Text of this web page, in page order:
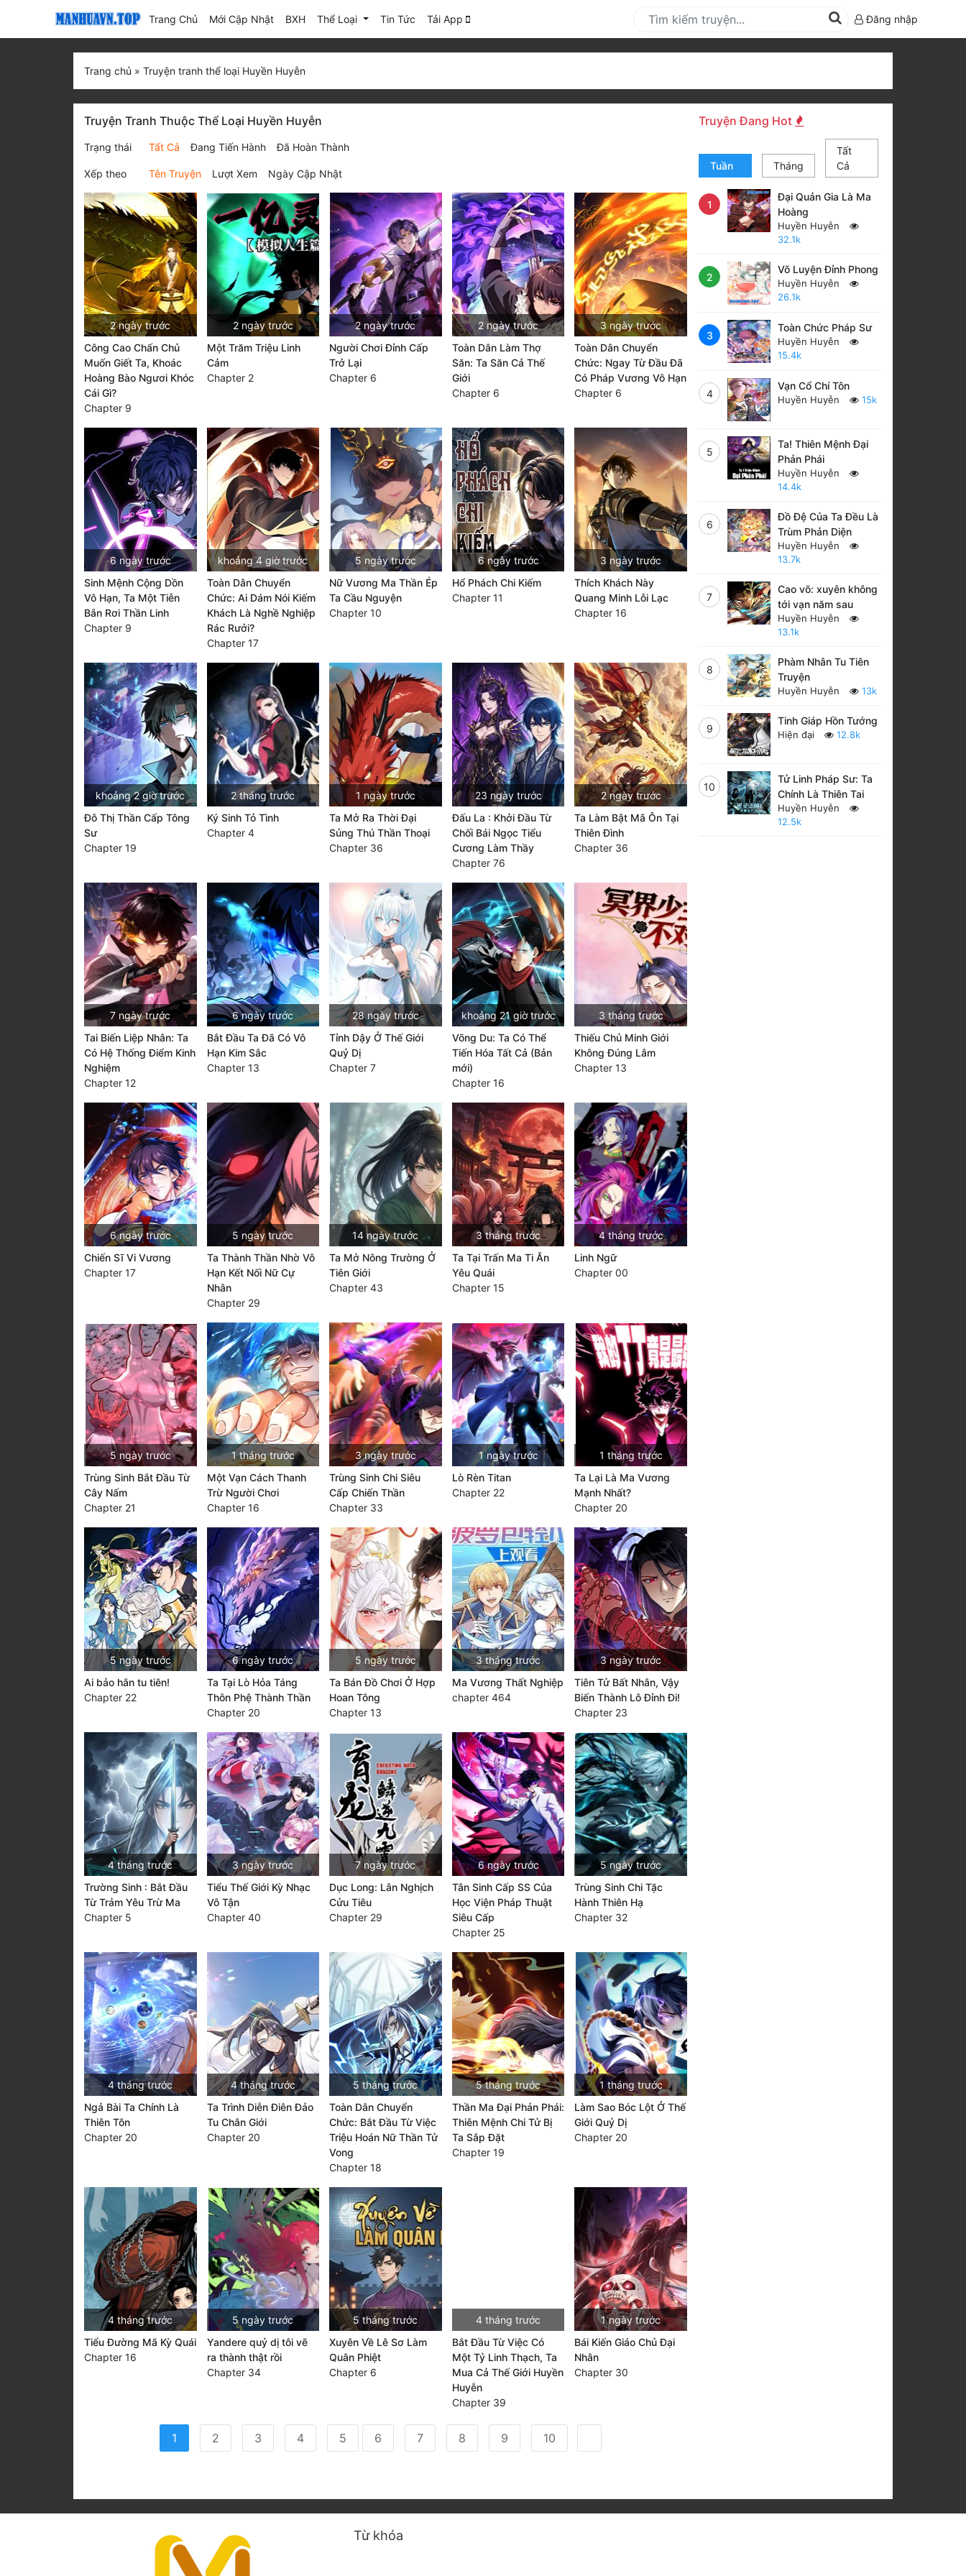
Trang Chủ Mới Cập Nhật(current)
BXH Thể Loại Tin Tức Tải App Đăng nhập
Trang chủ » Truyện tranh thể loại Huyền Huyễn
Truyện Tranh Thuộc Thể Loại Huyền Huyễn
Trạng thái Tất Cả Đang Tiến Hành Đã Hoàn Thành
Xếp theo Tên Truyện Lượt Xem Ngày Cập Nhật
2 ngày trước
Công Cao Chấn Chủ
Muốn Giết Ta, Khoác
Hoàng Bào Ngươi Khóc
Cái Gì?
Chapter 9
2 ngày trước
Một Trăm Triệu Linh
Cảm
Chapter 2
2 ngày trước
Người Chơi Đỉnh Cấp
Trở Lại
Chapter 6
2 ngày trước
Toàn Dân Làm Thợ
Săn: Ta Săn Cả Thế
Giới
Chapter 6
3 ngày trước
Toàn Dân Chuyển
Chức: Ngay Từ Đầu Đã
Có Pháp Vương Vô Hạn
Chapter 6
6 ngày trước
Sinh Mệnh Cộng Dồn
Vô Hạn, Ta Một Tiễn
Bắn Rơi Thần Linh
Chapter 9
khoảng 4 giờ trước
Toàn Dân Chuyển
Chức: Ai Dám Nói Kiếm
Khách Là Nghề Nghiệp
Rác Rưởi?
Chapter 17
5 ngày trước
Nữ Vương Ma Thần Ép
Ta Cầu Nguyện
Chapter 10
6 ngày trước
Hổ Phách Chi Kiếm
Chapter 11
3 ngày trước
Thích Khách Này
Quang Minh Lỗi Lạc
Chapter 16
khoảng 2 giờ trước
Đô Thị Thần Cấp Tông
Sư
Chapter 19
2 tháng trước
Ký Sinh Tỏ Tình
Chapter 4
1 ngày trước
Ta Mở Ra Thời Đại
Sủng Thú Thần Thoại
Chapter 36
23 ngày trước
Đấu La : Khởi Đầu Từ
Chối Bái Ngọc Tiểu
Cương Làm Thầy
Chapter 76
2 ngày trước
Ta Làm Bật Mã Ôn Tại
Thiên Đình
Chapter 36
7 ngày trước
Tai Biến Liệp Nhân: Ta
Có Hệ Thống Điểm Kinh
Nghiệm
Chapter 12
6 ngày trước
Bắt Đầu Ta Đã Có Vô
Hạn Kim Sắc
Chapter 13
28 ngày trước
Tỉnh Dậy Ở Thế Giới
Quỷ Dị
Chapter 7
khoảng 21 giờ trước
Võng Du: Ta Có Thể
Tiến Hóa Tất Cả (Bản
mới)
Chapter 16
3 tháng trước
Thiếu Chủ Minh Giới
Không Đúng Lắm
Chapter 13
6 ngày trước
Chiến Sĩ Vi Vương
Chapter 17
5 ngày trước
Ta Thành Thần Nhờ Vô
Hạn Kết Nối Nữ Cự
Nhân
Chapter 29
14 ngày trước
Ta Mở Nông Trường Ở
Tiên Giới
Chapter 43
3 tháng trước
Ta Tại Trấn Ma Ti Ăn
Yêu Quái
Chapter 15
4 tháng trước
Linh Ngữ
Chapter 00
5 ngày trước
Trùng Sinh Bắt Đầu Từ
Cây Nấm
Chapter 21
1 tháng trước
Một Vạn Cách Thanh
Trừ Người Chơi
Chapter 16
3 ngày trước
Trùng Sinh Chi Siêu
Cấp Chiến Thần
Chapter 33
1 ngày trước
Lò Rèn Titan
Chapter 22
1 tháng trước
Ta Lại Là Ma Vương
Mạnh Nhất?
Chapter 20
5 ngày trước
Ai bảo hắn tu tiên!
Chapter 22
6 ngày trước
Ta Tại Lò Hỏa Táng
Thôn Phệ Thành Thần
Chapter 20
5 ngày trước
Ta Bán Đồ Chơi Ở Hợp
Hoan Tông
Chapter 13
3 tháng trước
Ma Vương Thất Nghiệp
chapter 464
3 ngày trước
Tiên Tử Bất Nhân, Vậy
Biến Thành Lô Đỉnh Đi!
Chapter 23
4 tháng trước
Trường Sinh : Bắt Đầu
Từ Trảm Yêu Trừ Ma
Chapter 5
3 ngày trước
Tiểu Thế Giới Kỳ Nhạc
Vô Tận
Chapter 40
7 ngày trước
Dục Long: Lân Nghịch
Cửu Tiêu
Chapter 29
6 ngày trước
Tân Sinh Cấp SS Của
Học Viện Pháp Thuật
Siêu Cấp
Chapter 25
5 ngày trước
Trùng Sinh Chi Tặc
Hành Thiên Hạ
Chapter 32
4 tháng trước
Ngả Bài Ta Chính Là
Thiên Tôn
Chapter 20
4 tháng trước
Ta Trình Diễn Điên Đảo
Tu Chân Giới
Chapter 20
5 tháng trước
Toàn Dân Chuyển
Chức: Bắt Đầu Từ Việc
Triệu Hoán Nữ Thần Tử
Vong
Chapter 18
5 tháng trước
Thần Ma Đại Phản Phái:
Thiên Mệnh Chi Tử Bị
Ta Sắp Đặt
Chapter 19
1 tháng trước
Làm Sao Bóc Lột Ở Thế
Giới Quỷ Dị
Chapter 20
4 tháng trước
Tiểu Đường Mã Kỳ Quái
Chapter 16
5 ngày trước
Yandere quỷ dị tôi vẽ
ra thành thật rồi
Chapter 34
5 tháng trước
Xuyên Về Lê Sơ Làm
Quân Phiệt
Chapter 6
4 tháng trước
Bắt Đầu Từ Việc Có
Một Tỷ Linh Thạch, Ta
Mua Cả Thế Giới Huyền
Huyễn
Chapter 39
1 ngày trước
Bái Kiến Giáo Chủ Đại
Nhân
Chapter 30
1
(current)
2 3 4 5 6 7 8 9 10
Truyện Đang Hot
Tuần Tháng
Tất
Cả
1
Đại Quản Gia Là Ma
Hoàng
Huyền Huyễn
32.1k
2
Võ Luyện Đỉnh Phong
Huyền Huyễn
26.1k
3
Toàn Chức Pháp Sư
Huyền Huyễn
15.4k
4
Vạn Cổ Chí Tôn
Huyền Huyễn 15k
5
Ta! Thiên Mệnh Đại
Phản Phái
Huyền Huyễn
14.4k
6
Đồ Đệ Của Ta Đều Là
Trùm Phản Diện
Huyền Huyễn
13.7k
7
Cao võ: xuyên không
tới vạn năm sau
Huyền Huyễn
13.1k
8
Phàm Nhân Tu Tiên
Truyện
Huyền Huyễn 13k
9
Tinh Giáp Hồn Tướng
Hiện đại 12.8k
10
Tử Linh Pháp Sư: Ta
Chính Là Thiên Tai
Huyền Huyễn
12.5k
Từ khóa